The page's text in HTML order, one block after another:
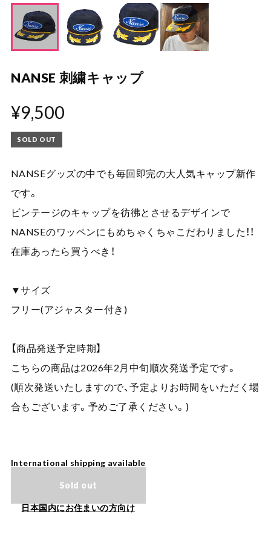
NANSE 刺繍キャップ
¥9,500
SOLD OUT
NANSEグッズの中でも毎回即完の大人気キャップ新作
です。
ビンテージのキャップを彷彿とさせるデザインで
NANSEのワッペンにもめちゃくちゃこだわりました！！
在庫あったら買うべき！
▼サイズ
フリー(アジャスター付き)
【商品発送予定時期】
こちらの商品は2026年2月中旬順次発送予定です。
(順次発送いたしますので、予定よりお時間をいただく場
合もございます。予めご了承ください。)
International shipping available
Sold out
日本国内にお住まいの方向け